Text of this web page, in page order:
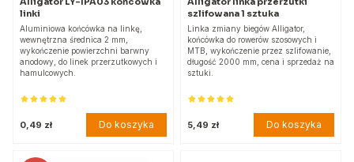
linki
Aluminiowa końcówka na linkę,
wewnętrzna średnica 2 mm,
wykończenie powierzchni barwny
anodowy, do linek przerzutkowych i
hamulcowych.
0,49 zł Do koszyka
szlifowana 1 sztuka
Linka zmiany biegów Alligator,
końcówka do rowerów szosowych i
MTB, wykończenie przez szlifowanie,
długość 2000 mm, cena i sprzedaż na
sztuki.
5,49 zł Do koszyka